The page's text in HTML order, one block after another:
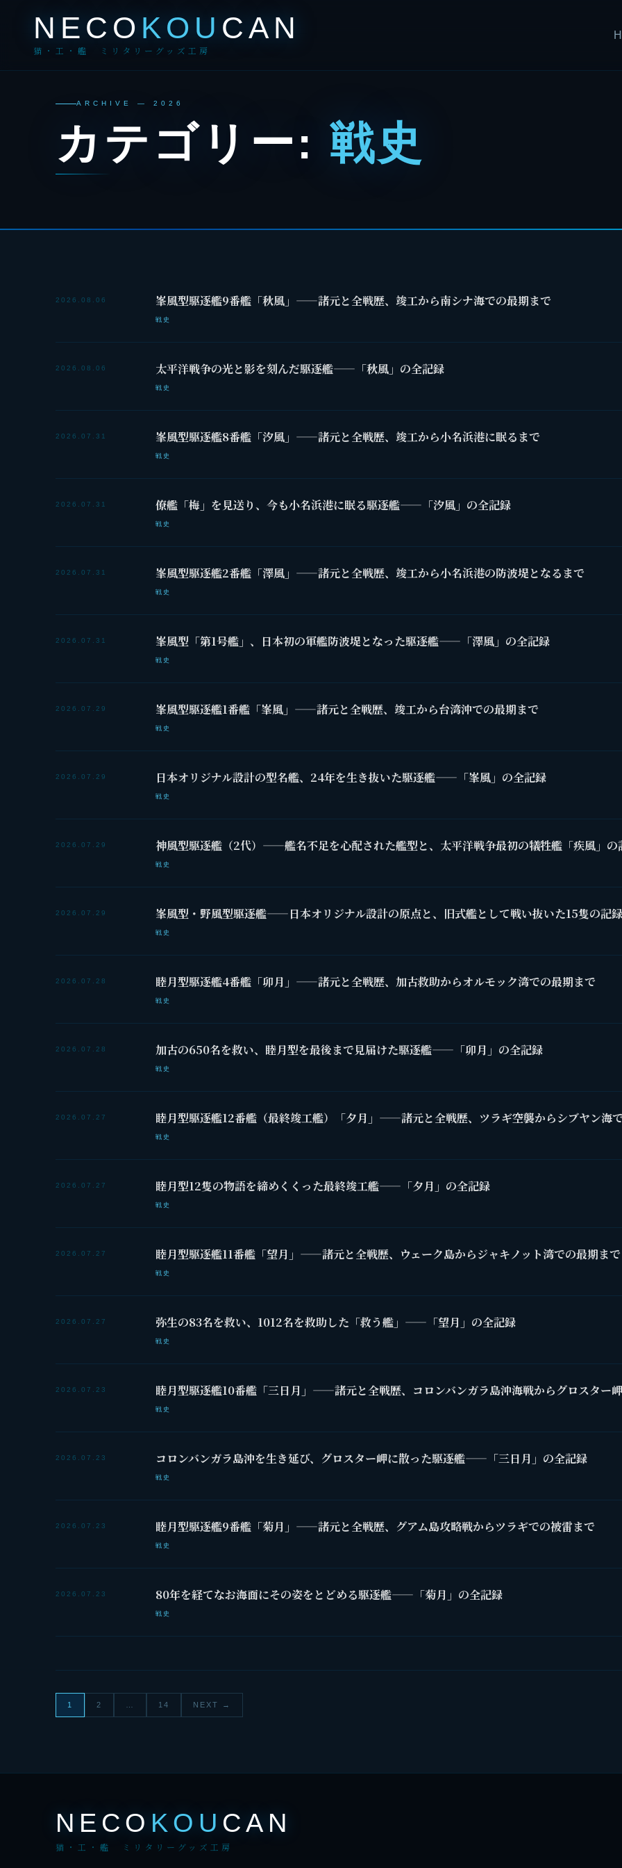
NECO KOU CAN
猫・工・艦 ミリタリーグッズ工房
ARCHIVE — 2026
カテゴリー: 戦史
2026.08.06 峯風型駆逐艦9番艦「秋風」——諸元と全戦歴、竣工から南シナ海での最期まで
戦史
2026.08.06 太平洋戦争の光と影を刻んだ駆逐艦——「秋風」の全記録
戦史
2026.07.31 峯風型駆逐艦8番艦「汐風」——諸元と全戦歴、竣工から小名浜港に眠るまで
戦史
2026.07.31 僚艦「梅」を見送り、今も小名浜港に眠る駆逐艦——「汐風」の全記録
戦史
2026.07.31 峯風型駆逐艦2番艦「澤風」——諸元と全戦歴、竣工から小名浜港の防波堤となるまで
戦史
2026.07.31 峯風型「第1号艦」、日本初の軍艦防波堤となった駆逐艦——「澤風」の全記録
戦史
2026.07.29 峯風型駆逐艦1番艦「峯風」——諸元と全戦歴、竣工から台湾沖での最期まで
戦史
2026.07.29 日本オリジナル設計の型名艦、24年を生き抜いた駆逐艦——「峯風」の全記録
戦史
2026.07.29 神風型駆逐艦（2代）——艦名不足を心配された艦型と、太平洋戦争最初の犠牲艦「疾風」の
戦史
2026.07.29 峯風型・野風型駆逐艦——日本オリジナル設計の原点と、旧式艦として戦い抜いた15隻の記録
戦史
2026.07.28 睦月型駆逐艦4番艦「卯月」——諸元と全戦歴、加古救助からオルモック湾での最期まで
戦史
2026.07.28 加古の650名を救い、睦月型を最後まで見届けた駆逐艦——「卯月」の全記録
戦史
2026.07.27 睦月型駆逐艦12番艦（最終竣工艦）「夕月」——諸元と全戦歴、ツラギ空襲からシブヤン海
戦史
2026.07.27 睦月型12隻の物語を締めくくった最終竣工艦——「夕月」の全記録
戦史
2026.07.27 睦月型駆逐艦11番艦「望月」——諸元と全戦歴、ウェーク島からジャキノット湾での最期まで
戦史
2026.07.27 弥生の83名を救い、1012名を救助した「救う艦」——「望月」の全記録
戦史
2026.07.23 睦月型駆逐艦10番艦「三日月」——諸元と全戦歴、コロンバンガラ島沖海戦からグロスター
戦史
2026.07.23 コロンバンガラ島沖を生き延び、グロスター岬に散った駆逐艦——「三日月」の全記録
戦史
2026.07.23 睦月型駆逐艦9番艦「菊月」——諸元と全戦歴、グアム島攻略戦からツラギでの被雷まで
戦史
2026.07.23 80年を経てなお海面にその姿をとどめる駆逐艦——「菊月」の全記録
戦史
投
ー
ジ
1 2 14 NEXT →
NECO KOU CAN
猫・工・艦 ミリタリーグッズ工房